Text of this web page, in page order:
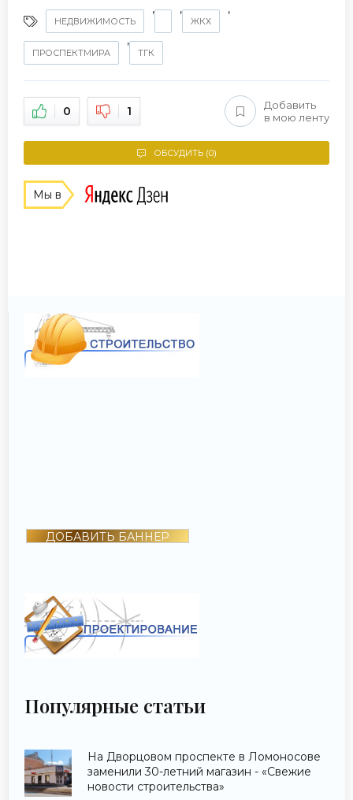
НЕДВИЖИМОСТЬ
, ,
ЖКХ
,
ПРОСПЕКТМИРА
,
ТГК
0 1
Добавить
в мою ленту
ОБСУДИТЬ (0)
Мы в
ДОБАВИТЬ БАННЕР
Популярные статьи
На Дворцовом проспекте в Ломоносове
заменили 30-летний магазин - «Свежие
новости строительства»